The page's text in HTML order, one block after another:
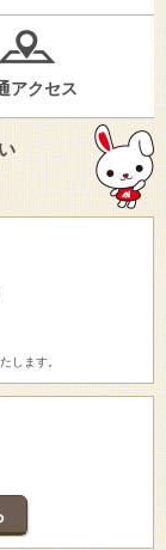
アクセス
します。